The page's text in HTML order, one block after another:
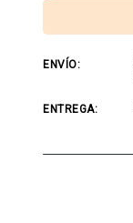
ENVÍO:
ENTREGA: